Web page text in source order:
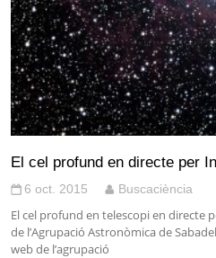
El cel profund en directe per
6 oct. 2015 Buscaciència
El cel profund en telescopi en directe
de l’Agrupació Astronòmica de
web de l’agrupació